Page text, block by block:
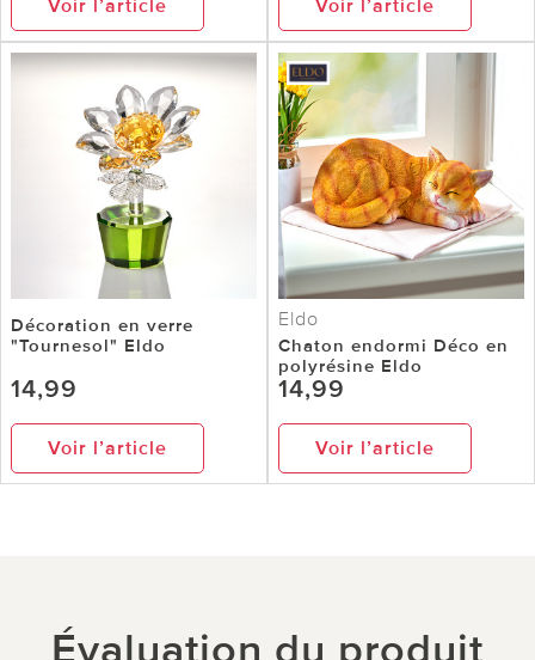
Voir l’article Voir l’article
Décoration en verre
"Tournesol" Eldo
14,99
Voir l’article
Eldo
Chaton endormi Déco en
polyrésine Eldo
14,99
Voir l’article